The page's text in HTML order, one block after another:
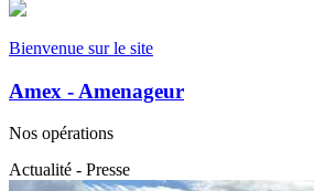
Bienvenue sur le site
Amex - Amenageur
Nos opérations
Actualité - Presse